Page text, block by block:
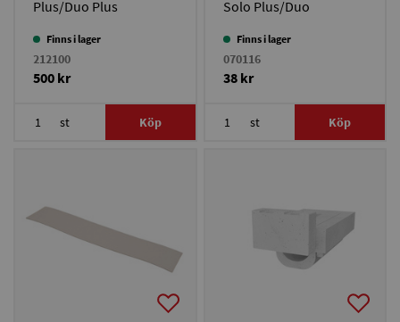
Plus/Duo Plus
Finns i lager
212100
500 kr
st Köp
Solo Plus/Duo
Finns i lager
070116
38 kr
st Köp